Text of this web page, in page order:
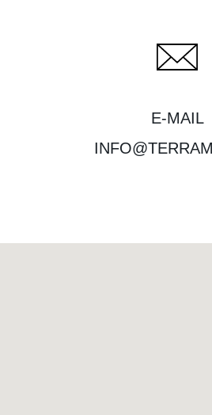
E-MAIL